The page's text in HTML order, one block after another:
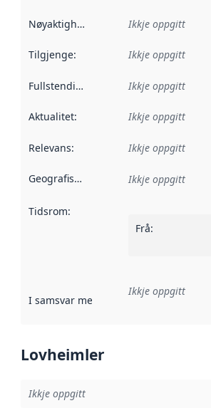
Nøyaktigheit Ikkje oppgitt
Tilgjenge: Ikkje oppgitt
Fullstendigheit Ikkje oppgitt
Aktualitet: Ikkje oppgitt
Relevans: Ikkje oppgitt
Geografisk område Ikkje oppgitt
Tidsrom:
Frå:
I samsvar med Referanse til ei
Ikkje oppgitt
Lovheimler
Ikkje oppgitt